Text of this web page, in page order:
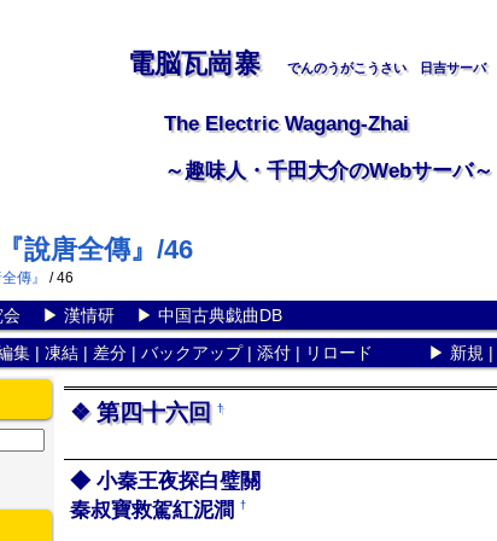
電脳瓦崗寨 でんのうがこうさい 日吉サーバ
The Electric Wagang-Zhai
～趣味人・千田大介のWebサーバ～
說唐全傳』/46
傳』 / 46
会▶ 漢情研▶ 中国古典戯曲DB
集| 凍結| 差分| バックアップ| 添付| リロード ▶ 新規 |
第四十六回†
小秦王夜探白璧關
秦叔寶救駕紅泥澗
†